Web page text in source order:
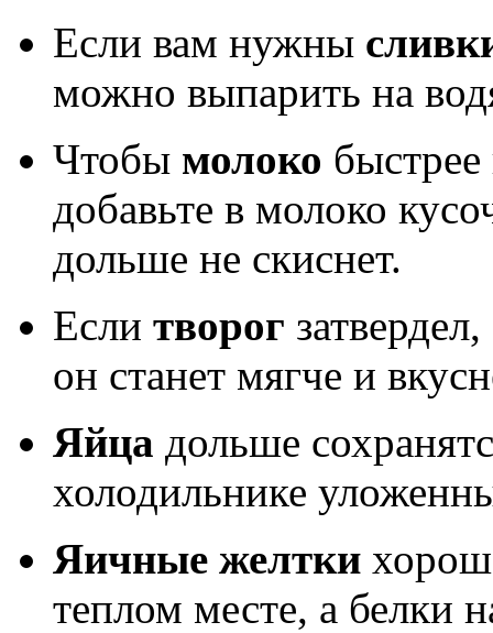
Если вам нужны
можно выпарить на
Чтобы молоко
добавьте в молоко
дольше не скиснет.
Если творог
он станет мягче и
Яйца дольше
холодильнике
Яичные желтки
теплом месте, а белки